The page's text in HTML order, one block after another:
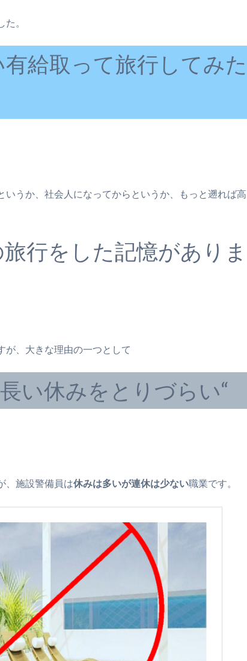
。
有給取って旅行してみた
いうか、社会人になってからというか、もっと遡れば高
行をした記憶がありま
が、大きな理由の一つとして
い休みをとりづらい“
、施設警備員は休みは多いが連休は少ない職業です。